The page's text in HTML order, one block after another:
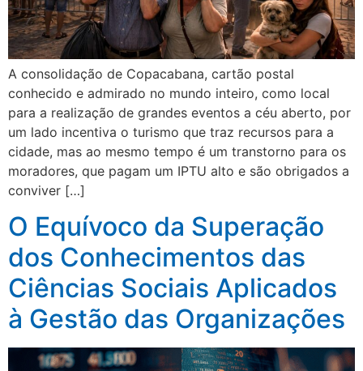
A consolidação de Copacabana, cartão postal
conhecido e admirado no mundo inteiro, como local
para a realização de grandes eventos a céu aberto, por
um lado incentiva o turismo que traz recursos para a
cidade, mas ao mesmo tempo é um transtorno para os
moradores, que pagam um IPTU alto e são obrigados a
conviver […]
O Equívoco da Superação
dos Conhecimentos das
Ciências Sociais Aplicados
à Gestão das Organizações